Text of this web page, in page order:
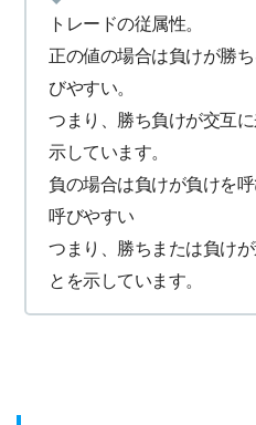
トレードの従属性。
正の値の場合は負けが勝
びやすい。
つまり、勝ち負けが交互
示しています。
負の場合は負けが負けを
呼びやすい
つまり、勝ちまたは負け
とを示しています。